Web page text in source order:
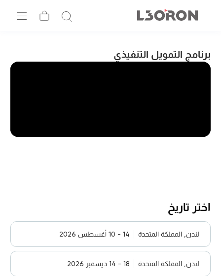
برنامج التمويل التنفيذي
اختر تاريخ
لندن, المملكة المتحدة 14 - 10 أغسطس 2026
لندن, المملكة المتحدة 18 - 14 ديسمبر 2026